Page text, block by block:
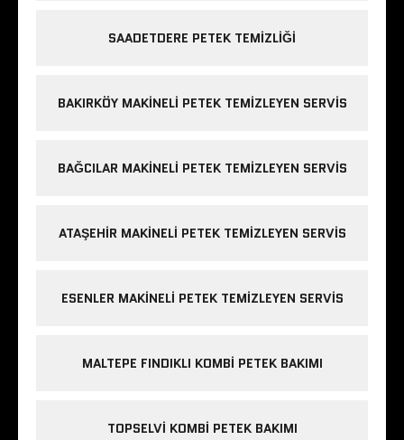
SAADETDERE PETEK TEMIZLIĞI
BAKIRKÖY MAKINELI PETEK TEMIZLEYEN SERVIS
BAĞCILAR MAKINELI PETEK TEMIZLEYEN SERVIS
ATAŞEHIR MAKINELI PETEK TEMIZLEYEN SERVIS
ESENLER MAKINELI PETEK TEMIZLEYEN SERVIS
MALTEPE FINDIKLI KOMBI PETEK BAKIMI
TOPSELVI KOMBI PETEK BAKIMI